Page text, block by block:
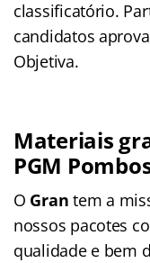
classificatório.
candidatos
Objetiva.
Materiais
PGM
O Grantem a
nossos pacotes
qualidade e bem